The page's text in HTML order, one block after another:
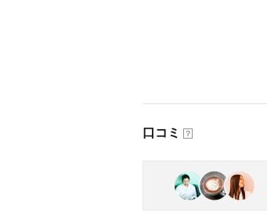
口コミ ？